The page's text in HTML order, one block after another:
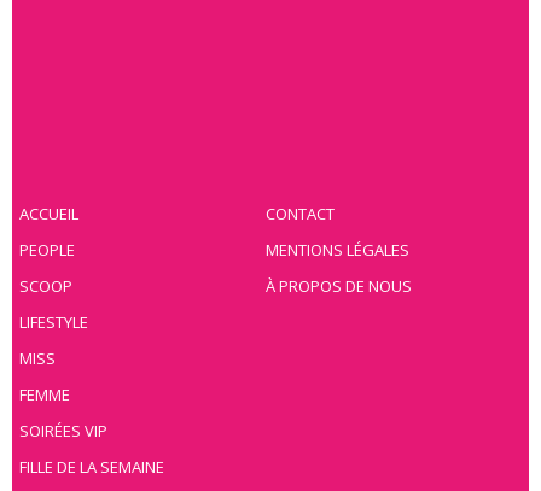
ACCUEIL
PEOPLE
SCOOP
LIFESTYLE
MISS
FEMME
SOIRÉES VIP
FILLE DE LA SEMAINE
CONTACT
MENTIONS LÉGALES
À PROPOS DE NOUS